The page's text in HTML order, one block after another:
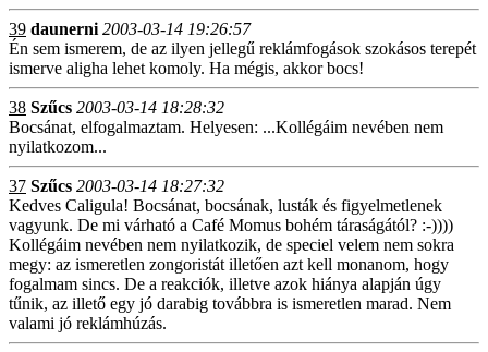
39 daunerni 2003-03-14 19:26:57
Én sem ismerem, de az ilyen jellegű reklámfogások szokásos terepét
ismerve aligha lehet komoly. Ha mégis, akkor bocs!
38 Szűcs 2003-03-14 18:28:32
Bocsánat, elfogalmaztam. Helyesen: ...Kollégáim nevében nem
nyilatkozom...
37 Szűcs 2003-03-14 18:27:32
Kedves Caligula! Bocsánat, bocsának, lusták és figyelmetlenek
vagyunk. De mi várható a Café Momus bohém táraságától? :-))))
Kollégáim nevében nem nyilatkozik, de speciel velem nem sokra
megy: az ismeretlen zongoristát illetően azt kell monanom, hogy
fogalmam sincs. De a reakciók, illetve azok hiánya alapján úgy
tűnik, az illető egy jó darabig továbbra is ismeretlen marad. Nem
valami jó reklámhúzás.